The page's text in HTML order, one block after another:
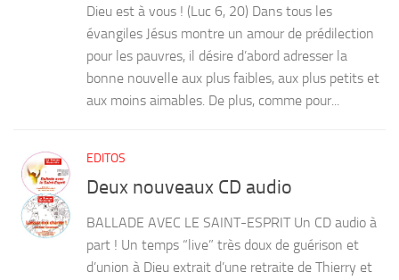
Dieu est à vous ! (Luc 6, 20) Dans tous les
évangiles Jésus montre un amour de prédilection
pour les pauvres, il désire d’abord adresser la
bonne nouvelle aux plus faibles, aux plus petits et
aux moins aimables. De plus, comme pour...
EDITOS
Deux nouveaux CD audio
BALLADE AVEC LE SAINT-ESPRIT Un CD audio à
part ! Un temps “live” très doux de guérison et
d’union à Dieu extrait d’une retraite de Thierry et